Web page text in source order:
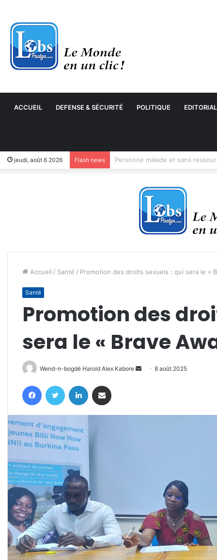
ACCUEIL DEFENSE & SÉCURITÉ POLITIQUE EDITORIAL
jeudi, août 6 2026 Flash news
Accueil / Santé / Promotion des droits sexuels : qui sera le «
Santé
Promotion des
sera le « Brave
Wend-n-bogdé Harold Alex Kabore
Envoyer8 août 2025
FacebookTwitter Linkedin